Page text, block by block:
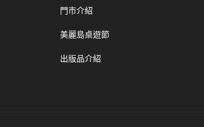
門市介紹
美麗島桌遊節
出版品介紹